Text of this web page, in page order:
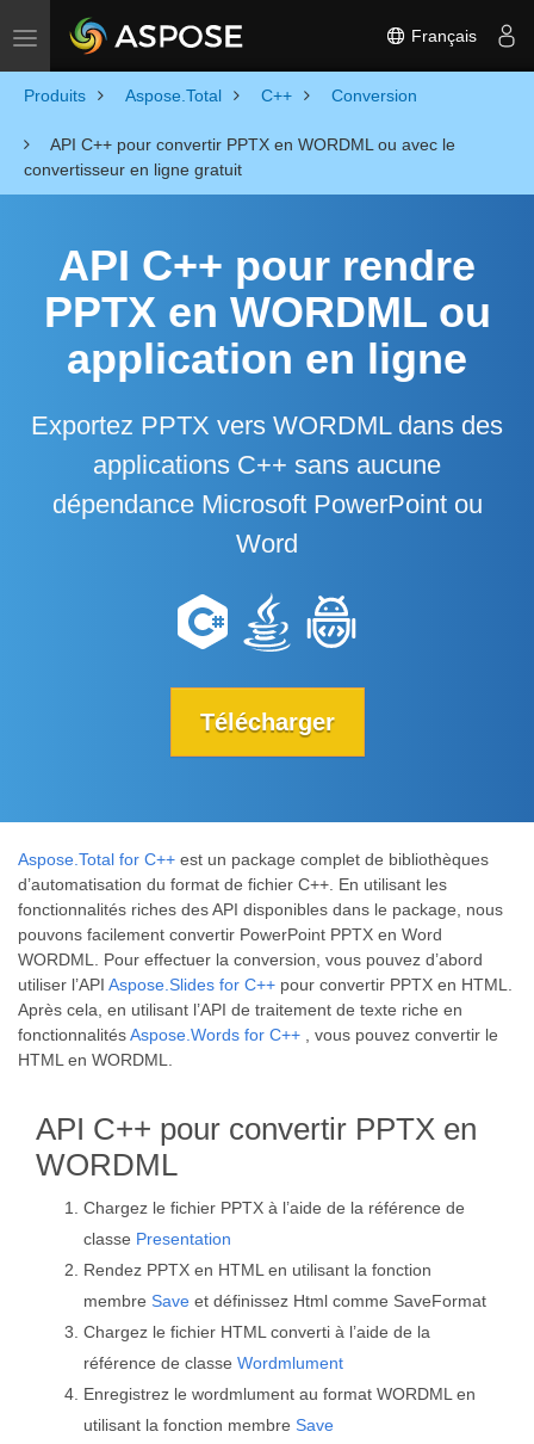
Toggle navigation Français
Produits Aspose.Total C++ Conversion
API C++ pour convertir PPTX en WORDML ou avec le
convertisseur en ligne gratuit
API C++ pour rendre
PPTX en WORDML ou
application en ligne
Exportez PPTX vers WORDML dans des
applications C++ sans aucune
dépendance Microsoft PowerPoint ou
Word
Télécharger
Aspose.Total for C++ est un package complet de bibliothèques
d’automatisation du format de fichier C++. En utilisant les
fonctionnalités riches des API disponibles dans le package, nous
pouvons facilement convertir PowerPoint PPTX en Word
WORDML. Pour effectuer la conversion, vous pouvez d’abord
utiliser l’API Aspose.Slides for C++ pour convertir PPTX en HTML.
Après cela, en utilisant l’API de traitement de texte riche en
fonctionnalitésAspose.Words for C++ , vous pouvez convertir le
HTML en WORDML.
API C++ pour convertir PPTX en
WORDML
Chargez le fichier PPTX à l’aide de la référence de
classe Presentation
Rendez PPTX en HTML en utilisant la fonction
membre Save et définissez Html comme SaveFormat
Chargez le fichier HTML converti à l’aide de la
référence de classe Wordmlument
Enregistrez le wordmlument au format WORDML en
utilisant la fonction membre Save